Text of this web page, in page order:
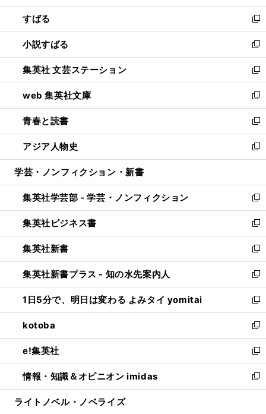
開
く
ウ
で
開
く
ン
ド
ウ
で
開
く
すばる
新
し
い
ウ
ィ
ン
ド
ウ
で
開
く
小説すばる
新
し
い
ウ
ィ
ン
ド
ウ
で
開
集英社 文芸ステーション
新
し
い
ウ
ィ
ン
ド
ウ
開
く
web 集英社文庫
新
し
い
ウ
ィ
ン
ウ
で
開
く
青春と読書
新
し
い
ウ
ン
ド
ウ
で
開
く
アジア人物史
新
し
ウ
ィ
ン
ド
ウ
で
開
く
学芸・ノンフィクション・新書
集英社学芸部 - 学芸・ノンフィクション
新
し
い
ウ
ィ
ン
ド
ウ
で
開
く
集英社ビジネス書
新
し
い
ウ
ィ
ン
ド
ウ
で
開
く
集英社新書
新
し
い
ウ
ィ
ン
ド
ウ
で
開
く
集英社新書プラス - 知の水先案内人
新
し
い
ウ
ィ
ン
ド
ウ
で
開
1日5分で、明日は変わる よみタイ yomitai
新
し
い
ウ
ィ
ン
ド
ウ
kotoba
新
し
い
ウ
ィ
ン
e!集英社
新
し
い
ウ
情報・知識＆オピニオン imidas
新
し
ライトノベル・ノベライズ